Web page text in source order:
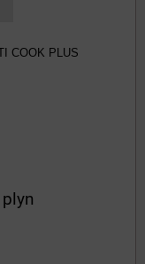
COOK PLUS